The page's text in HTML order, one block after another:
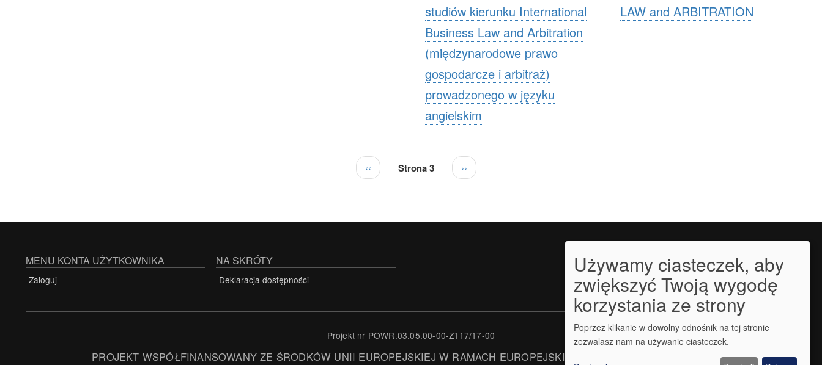
studiów kierunku International
Business Law and Arbitration
(międzynarodowe prawo
gospodarcze i arbitraż)
prowadzonego w języku
angielskim
LAW and ARBITRATION
Poprzednia
strona
‹‹ Strona 3
Następna
strona
››
MENU KONTA UŻYTKOWNIKA
Zaloguj
NA SKRÓTY
Deklaracja dostępności
Projekt nr POWR.03.05.00-00-Z117/17-00
PROJEKT WSPÓŁFINANSOWANY ZE ŚRODKÓW UNII EUROPEJSKIEJ W RAMACH EUROPEJSKIEGO FUNDUSZU SPOŁECZNEGO
Używamy ciasteczek, aby
zwiększyć Twoją wygodę
korzystania ze strony
Poprzez klikanie w dowolny odnośnik na tej stronie
zezwalasz nam na używanie ciasteczek.